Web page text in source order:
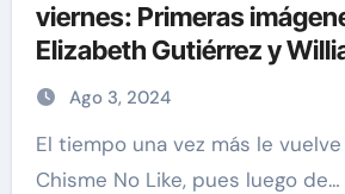
viernes: Primeras
Elizabeth Gutiérrez y
juntos de nuevo tras el
Ago 3, 2024
El tiempo una vez más le vuelve a dar la razón a
Chisme No Like, pues luego de…